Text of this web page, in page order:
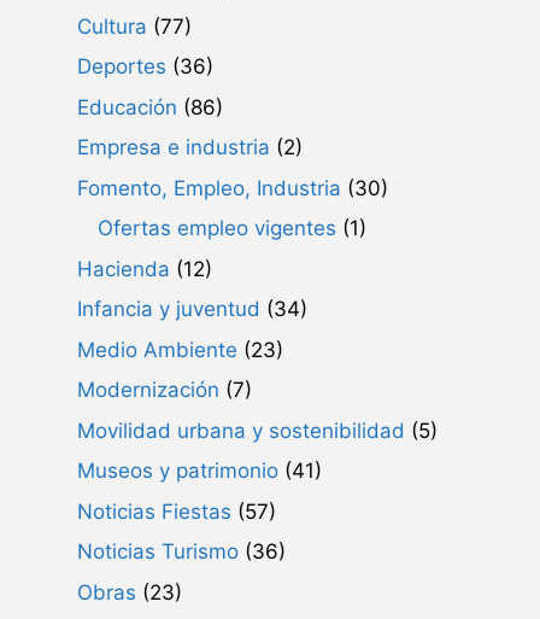
Cultura (77)
Deportes (36)
Educación (86)
Empresa e industria (2)
Fomento, Empleo, Industria (30)
Ofertas empleo vigentes (1)
Hacienda (12)
Infancia y juventud (34)
Medio Ambiente (23)
Modernización (7)
Movilidad urbana y sostenibilidad (5)
Museos y patrimonio (41)
Noticias Fiestas (57)
Noticias Turismo (36)
Obras (23)